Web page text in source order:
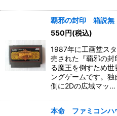
覇邪の封印 箱説無
550円(税込)
1987年に工画堂ス
売された『覇邪の
る魔王を倒すため
ングゲームです。
側に2Dの広域マッ…
本命 ファミコンハ